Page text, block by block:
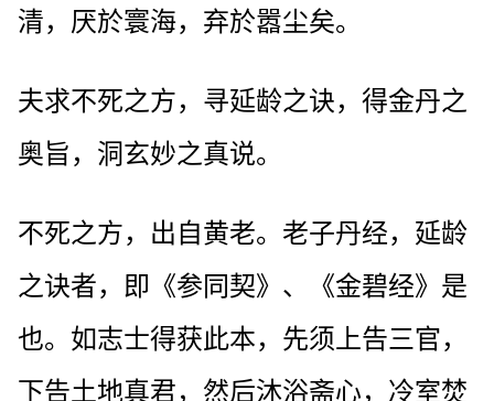
清，厌於寰海，弃於嚣尘矣。
夫求不死之方，寻延龄之诀，得金丹之
奥旨，洞玄妙之真说。
不死之方，出自黄老。老子丹经，延龄
之诀者，即《参同契》、《金碧经》是
也。如志士得获此本，先须上告三官，
下告土地真君，然后沐浴斋心，冷室焚